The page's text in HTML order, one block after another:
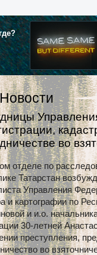
Новости
во
отделе по
Татарстан
Управления
и картографии по
и и.о.
30-летней
преступления,
во